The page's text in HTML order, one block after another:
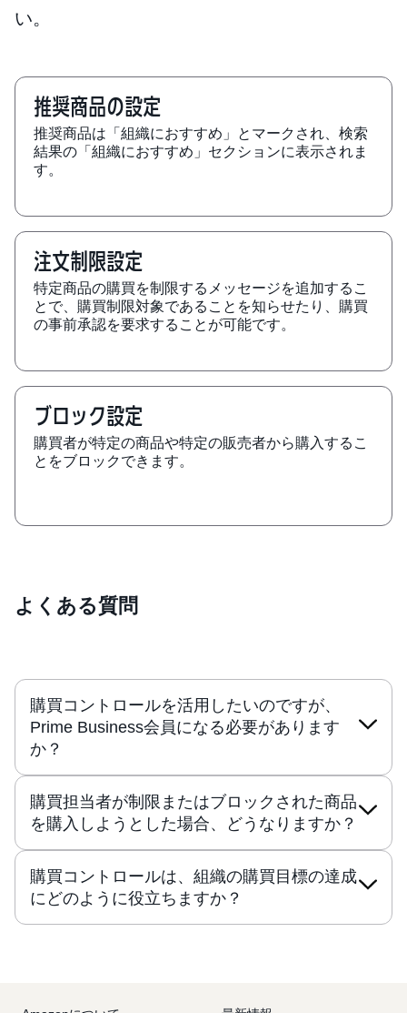
い。
推奨商品の設定
推奨商品は「組織におすすめ」とマークされ、検索
結果の「組織におすすめ」セクションに表示されま
す。
注文制限設定
特定商品の購買を制限するメッセージを追加するこ
とで、購買制限対象であることを知らせたり、購買
の事前承認を要求することが可能です。
ブロック設定
購買者が特定の商品や特定の販売者から購入するこ
とをブロックできます。
よくある質問
購買コントロールを活用したいのですが、
Prime Business会員になる必要があります
か？
購買担当者が制限またはブロックされた商品
を購入しようとした場合、どうなりますか？
購買コントロールは、組織の購買目標の達成
にどのように役立ちますか？